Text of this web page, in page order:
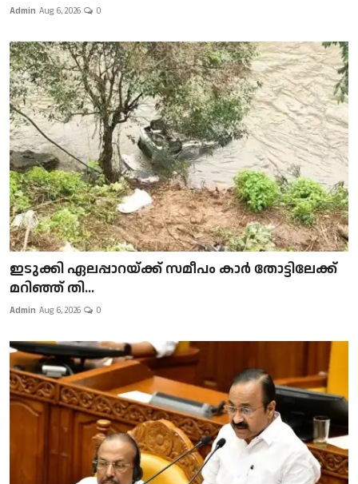
Admin Aug 6, 2026 0
ഇടുക്കി ഏലപ്പാറയ്ക്ക് സമീപം കാർ തോട്ടിലേക്ക്
മറിഞ്ഞ് തി...
Admin Aug 6, 2026 0